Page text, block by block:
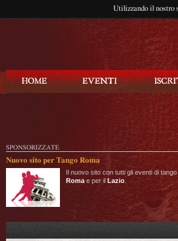
Utilizzando il nostro
SPONSORIZZATE
Nuovo sito per Tango Roma
Il nuovo sito con tutti gli eventi di
Roma e per il Lazio